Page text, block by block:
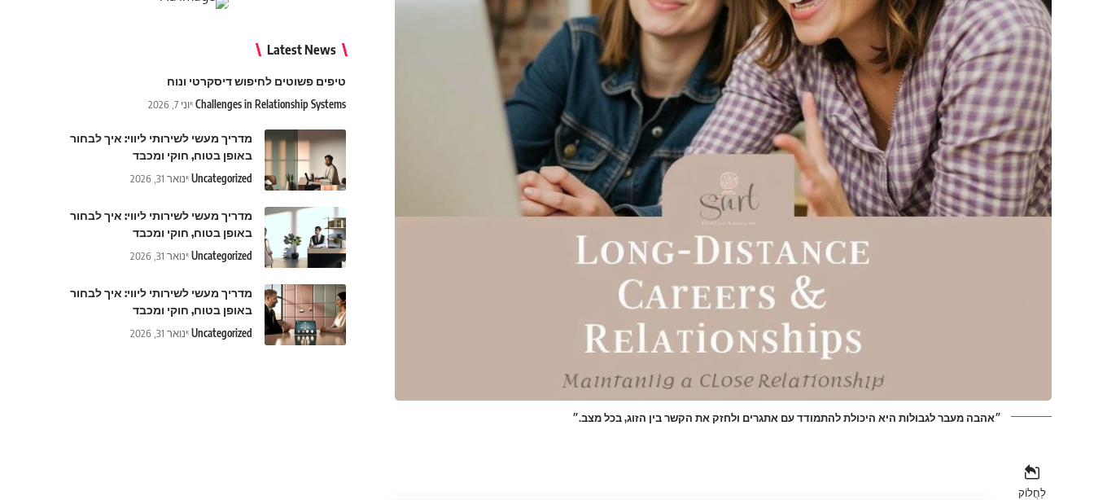
״אהבה מעבר לגבולות היא היכולת להתמודד עם אתגרים ולחזק את הקשר בין הזוג, בכל מצב.״
לַחֲלוֹק
Latest News
טיפים פשוטים לחיפוש דיסקרטי ונוח
Challenges in Relationship Systems יוני 7, 2026
מדריך מעשי לשירותי ליווי: איך לבחור
באופן בטוח, חוקי ומכבד
Uncategorized ינואר 31, 2026
מדריך מעשי לשירותי ליווי: איך לבחור
באופן בטוח, חוקי ומכבד
Uncategorized ינואר 31, 2026
מדריך מעשי לשירותי ליווי: איך לבחור
באופן בטוח, חוקי ומכבד
Uncategorized ינואר 31, 2026